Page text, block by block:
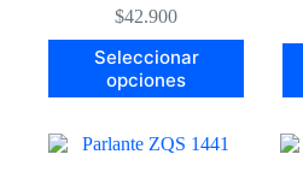
$42.900
Seleccionar
opciones
Este
producto
tiene
variantes.
Las